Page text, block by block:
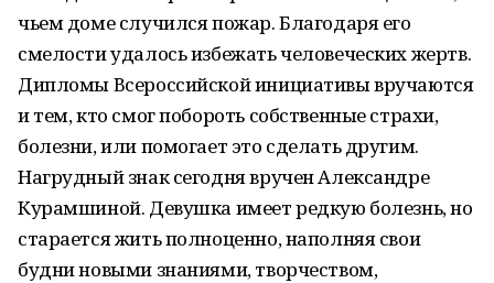
чьем доме случился пожар. Благодаря его
смелости удалось избежать человеческих жертв.
Дипломы Всероссийской инициативы вручаются
и тем, кто смог побороть собственные страхи,
болезни, или помогает это сделать другим.
Нагрудный знак сегодня вручен Александре
Курамшиной. Девушка имеет редкую болезнь, но
старается жить полноценно, наполняя свои
будни новыми знаниями, творчеством,